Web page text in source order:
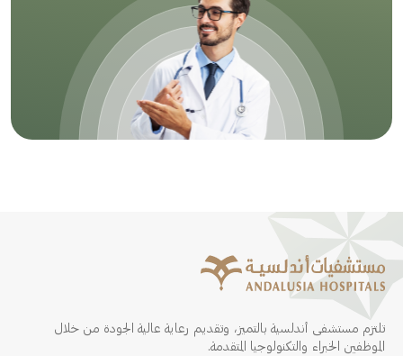
تلتزم مستشفى أندلسية بالتميز، وتقديم رعاية عالية الجودة من خلال
الموظفين الخبراء والتكنولوجيا المتقدمة.